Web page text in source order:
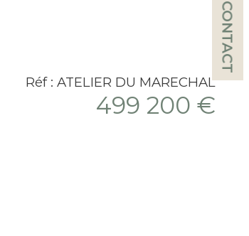
CONTACT
Réf : ATELIER DU MARECHAL
499 200 €